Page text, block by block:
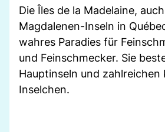
Die Îles de la Madelaine,
Magdalenen-Inseln in
wahres Paradies für
und Feinschmecker. Sie
Hauptinseln und zahlreichen
Inselchen.